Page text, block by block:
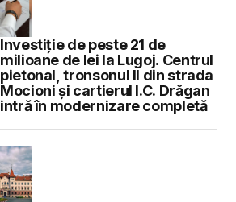
Investiție de peste 21 de
milioane de lei la Lugoj. Centrul
pietonal, tronsonul II din strada
Mocioni și cartierul I.C. Drăgan
intră în modernizare completă